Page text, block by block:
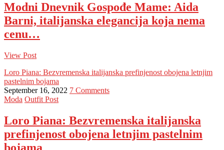
Modni Dnevnik Gospođe Mame: Aida
Barni, italijanska elegancija koja nema
cenu…
View Post
Loro Piana: Bezvremenska italijanska prefinjenost obojena letnjim
pastelnim bojama
September 16, 2022 7 Comments
Moda Outfit Post
Loro Piana: Bezvremenska italijanska
prefinjenost obojena letnjim pastelnim